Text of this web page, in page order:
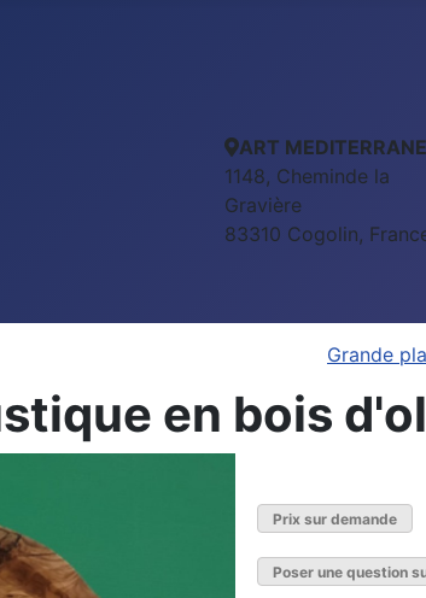
ART
1148, Cheminde la
Gravière
83310 Cogolin,
Grande
en bois
Prix sur demande
Poser une question